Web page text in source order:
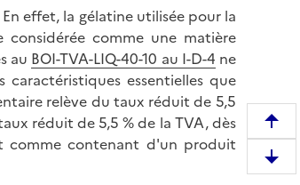
effet, la gélatine utilisée pour la
comme une matière
au BOI-TVA-LIQ-40-10 au I-D-4 ne
essentielles que
relève du taux réduit de 5,5
réduit de 5,5 % de la TVA, dès
comme contenant d'un produit
e
m
D